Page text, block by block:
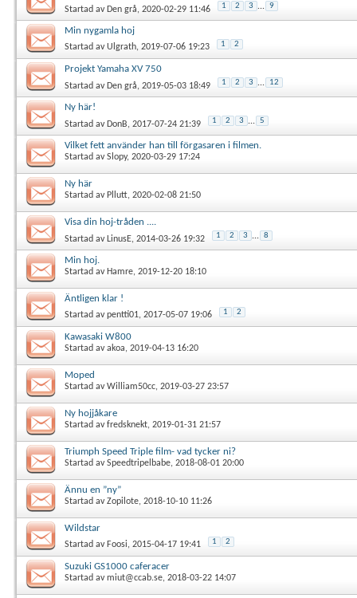
Startad av Den grå, 2020-02-29 11:46 1 2 3 ... 9
Min nygamla hoj
Startad avUlgrath, 2019-07-06 19:23 1 2
Projekt Yamaha XV 750
Startad av Den grå, 2019-05-03 18:49 1 2 3 ... 12
Ny här!
Startad av DonB, 2017-07-24 21:39 1 2 3 ... 5
Vilket fett använder han till förgasaren i filmen.
Startad avSlopy, 2020-03-29 17:24
Ny här
Startad av Pllutt, 2020-02-08 21:50
Visa din hoj-tråden ....
Startad av LinusE, 2014-03-26 19:32 1 2 3 ... 8
Min hoj.
Startad av Hamre, 2019-12-20 18:10
Äntligen klar !
Startad avpentti01, 2017-05-07 19:06 1 2
Kawasaki W800
Startad avakoa, 2019-04-13 16:20
Moped
Startad avWilliam50cc, 2019-03-27 23:57
Ny hojjåkare
Startad avfredsknekt, 2019-01-31 21:57
Triumph Speed Triple film- vad tycker ni?
Startad avSpeedtripelbabe, 2018-08-01 20:00
Ännu en ”ny”
Startad avZopilote, 2018-10-10 11:26
Wildstar
Startad av Foosi, 2015-04-17 19:41 1 2
Suzuki GS1000 caferacer
Startad avmiut@ccab.se, 2018-03-22 14:07